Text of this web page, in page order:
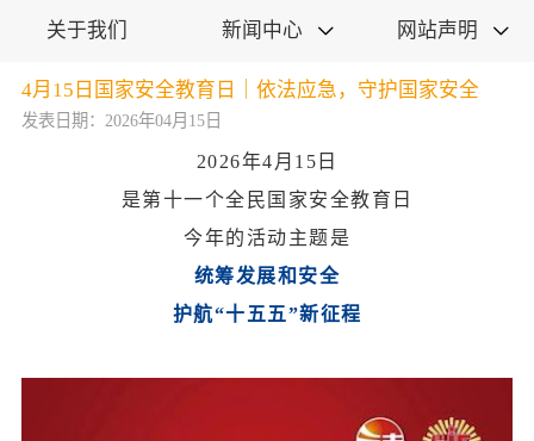
关于我们 新闻中心  网站声明 
4月15日国家安全教育日｜依法应急，守护国家安全
发表日期：2026年04月15日
2026年4月15日
是第十一个全民国家安全教育日
今年的活动主题是
统筹发展和安全
护航“十五五”新征程